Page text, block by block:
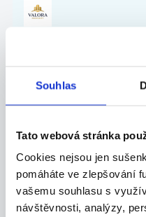
Souhlas
Tato webová stránka
Cookies nejsou jen
pomáháte ve zlepšování
vašemu souhlasu s
návštěvnosti, analýzy,
Mistr stavby
Co u nás budete
Celá ČR
Chládek & Tintěra, a.s.